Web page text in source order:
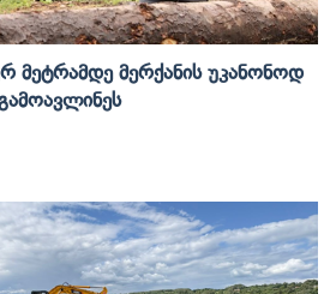
Მეტრამდე Მერქანის Უკანონოდ